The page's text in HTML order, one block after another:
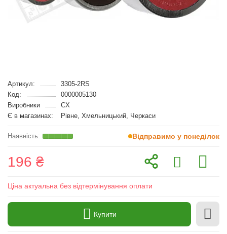
Артикул:
3305-2RS
Код:
0000005130
Виробники
CX
Є в магазинах:
Рівне, Хмельницький, Черкаси
Відправимо у понеділок
196 ₴
Ціна актуальна без відтермінування оплати
Купити